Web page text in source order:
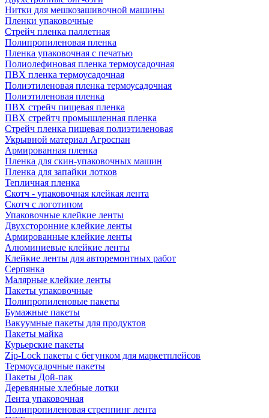
Нитки для мешкозашивочной машины
Пленки упаковочные
Стрейч пленка паллетная
Полипропиленовая пленка
Пленка упаковочная с печатью
Полиолефиновая пленка термоусадочная
ПВХ пленка термоусадочная
Полиэтиленовая пленка термоусадочная
Полиэтиленовая пленка
ПВХ стрейч пищевая пленка
ПВХ стрейтч промышленная пленка
Стрейч пленка пищевая полиэтиленовая
Укрывной материал Агроспан
Армированная пленка
Пленка для скин-упаковочных машин
Пленка для запайки лотков
Тепличная пленка
Скотч - упаковочная клейкая лента
Скотч с логотипом
Упаковочные клейкие ленты
Двухсторонние клейкие ленты
Армированные клейкие ленты
Алюминиевые клейкие ленты
Клейкие ленты для авторемонтных работ
Серпянка
Малярные клейкие ленты
Пакеты упаковочные
Полипропиленовые пакеты
Бумажные пакеты
Вакуумные пакеты для продуктов
Пакеты майка
Курьерские пакеты
Zip-Lock пакеты с бегунком для маркетплейсов
Термоусадочные пакеты
Пакеты Дой-пак
Деревянные хлебные лотки
Лента упаковочная
Полипропиленовая стреппинг лента